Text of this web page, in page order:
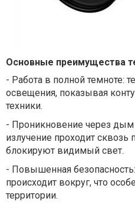
Основные преимущества
- Работа в полной темноте:
освещения, показывая
техники.
- Проникновение через дым
излучение проходит сквозь
блокируют видимый свет.
- Повышенная
происходит вокруг, что
территории.